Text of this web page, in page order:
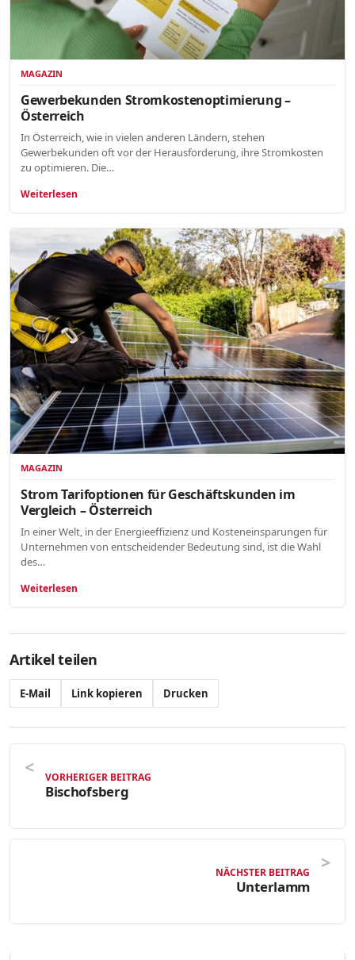
MAGAZIN
Gewerbekunden Stromkostenoptimierung –
Österreich
In Österreich, wie in vielen anderen Ländern, stehen
Gewerbekunden oft vor der Herausforderung, ihre Stromkosten
zu optimieren. Die…
Weiterlesen
MAGAZIN
Strom Tarifoptionen für Geschäftskunden im
Vergleich – Österreich
In einer Welt, in der Energieeffizienz und Kosteneinsparungen für
Unternehmen von entscheidender Bedeutung sind, ist die Wahl
des…
Weiterlesen
Artikel teilen
E-Mail Link kopieren Drucken
VORHERIGER BEITRAG
Bischofsberg
NÄCHSTER BEITRAG
Unterlamm